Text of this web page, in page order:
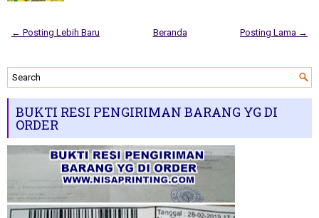
← Posting Lebih Baru Posting Lama →
Beranda
BUKTI RESI PENGIRIMAN BARANG YG DI
ORDER